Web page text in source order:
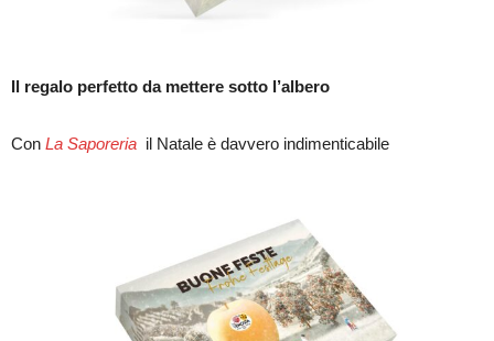
Il regalo perfetto da mettere sotto l’albero
Con La Saporeria il Natale è davvero indimenticabile